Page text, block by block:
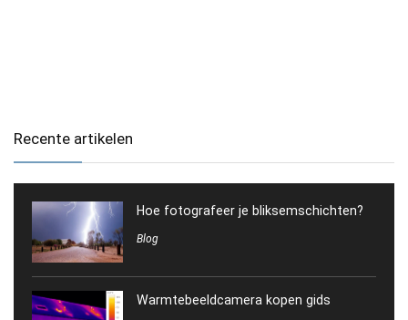
Recente artikelen
Hoe fotografeer je bliksemschichten?
Blog
Warmtebeeldcamera kopen gids